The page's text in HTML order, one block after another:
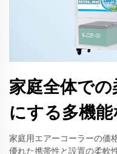
家庭全体で
にする多機
家庭用エアーコーラーの価
優れた携帯性と設置の柔軟